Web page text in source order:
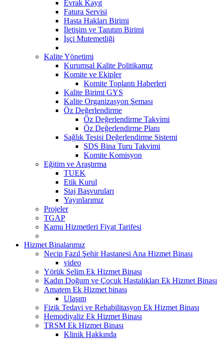
Evrak Kayıt
Fatura Servisi
Hasta Hakları Birimi
İletişim ve Tanıtım Birimi
İşçi Mutemetliği
Kalite Yönetimi
Kurumsal Kalite Politikamız
Komite ve Ekipler
Komite Toplantı Haberleri
Kalite Birimi GYS
Kalite Organizasyon Şeması
Öz Değerlendirme
Öz Değerlendirme Takvimi
Öz Değerlendirme Planı
Sağlık Tesisi Değerlendirme Sistemi
SDS Bina Turu Takvimi
Komite Komisyon
Eğitim ve Araştırma
TUEK
Etik Kurul
Staj Başvuruları
Yayınlarımız
Projeler
TGAP
Kamu Hizmetleri Fiyat Tarifesi
Hizmet Binalarımız
Necip Fazıl Şehir Hastanesi Ana Hizmet Binası
video
Yörük Selim Ek Hizmet Binası
Kadın Doğum ve Çocuk Hastalıkları Ek Hizmet Binası
Amatem Ek Hizmet binası
Ulaşım
Fizik Tedavi ve Rehabilitasyon Ek Hizmet Binası
Hemodiyaliz Ek Hizmet Binası
TRSM Ek Hizmet Binası
Klinik Hakkında